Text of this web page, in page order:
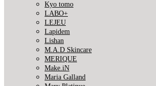
Kyo tomo
LABO+
LEJEU
Lapidem
Lishan
M.A.D Skincare
MERIQUE
Make.iN
Maria Galland